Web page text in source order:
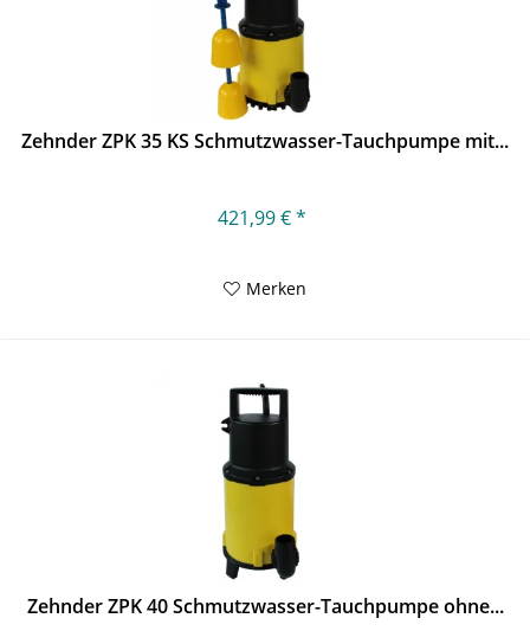
Zehnder ZPK 35 KS Schmutzwasser-Tauchpumpe mit...
421,99 € *
Merken
Zehnder ZPK 40 Schmutzwasser-Tauchpumpe ohne...